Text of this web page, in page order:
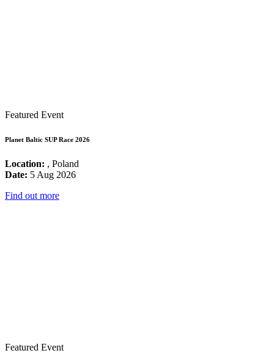
Featured Event
Planet Baltic SUP Race 2026
Location: , Poland
Date: 5 Aug 2026
Find out more
Featured Event